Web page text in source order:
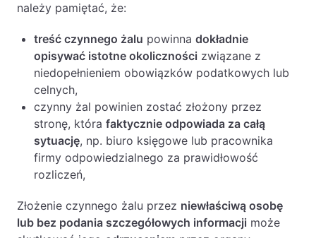
należy pamiętać, że:
treść czynnego żalu powinna dokładnie
opisywać istotne okoliczności związane z
niedopełnieniem obowiązków podatkowych lub
celnych,
czynny żal powinien zostać złożony przez
stronę, która faktycznie odpowiada za całą
sytuację, np. biuro księgowe lub pracownika
firmy odpowiedzialnego za prawidłowość
rozliczeń,
Złożenie czynnego żalu przez niewłaściwą osobę
lub bez podania szczegółowych informacji może